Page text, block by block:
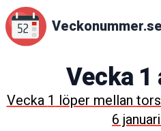
Veckonummer.se
Vecka1
Vecka1löper mellan
6